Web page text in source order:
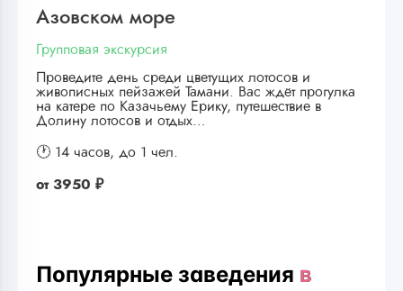
Азовском море
Групповая экскурсия
Проведите день среди цветущих лотосов и
живописных пейзажей Тамани. Вас ждёт прогулка
на катере по Казачьему Ерику, путешествие в
Долину лотосов и отдых…
🕐 14 часов, до 1 чел.
от 3950 ₽
Популярные заведения в